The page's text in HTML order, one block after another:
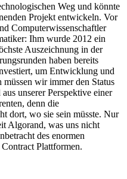
Weg und könnte
Projekt entwickeln. Vor
Computerwissenschaftler
Ihm wurde 2012 ein
Auszeichnung in der
haben bereits
um Entwicklung und
wir immer den Status
unserer Perspektive einer
denn die
dort, wo sie sein müsste. Nur
Algorand, was uns nicht
des enormen
Plattformen.